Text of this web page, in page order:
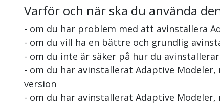
Varför och när ska du använda
- om du har problem med att avinstallera
- om du vill ha en bättre och grundlig
- om du inte är säker på hur du
- om du har avinstallerat Adaptive
version
- om du har avinstallerat Adaptive